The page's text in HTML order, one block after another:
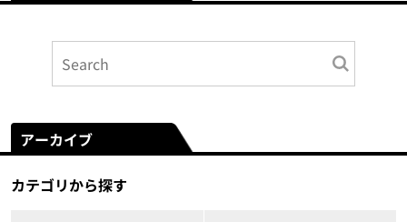
アーカイブ
カテゴリから探す